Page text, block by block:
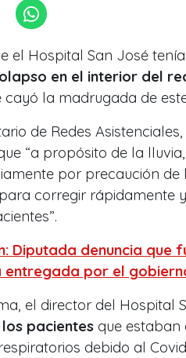
el Hospital San José
en el interior del
cayó la madrugada de
de Redes Asistenciales,
“a propósito de la
por precaución de
para corregir rápidamente
Diputada denuncia que
entregada por el
el director del Hospital
los pacientes que
debido al